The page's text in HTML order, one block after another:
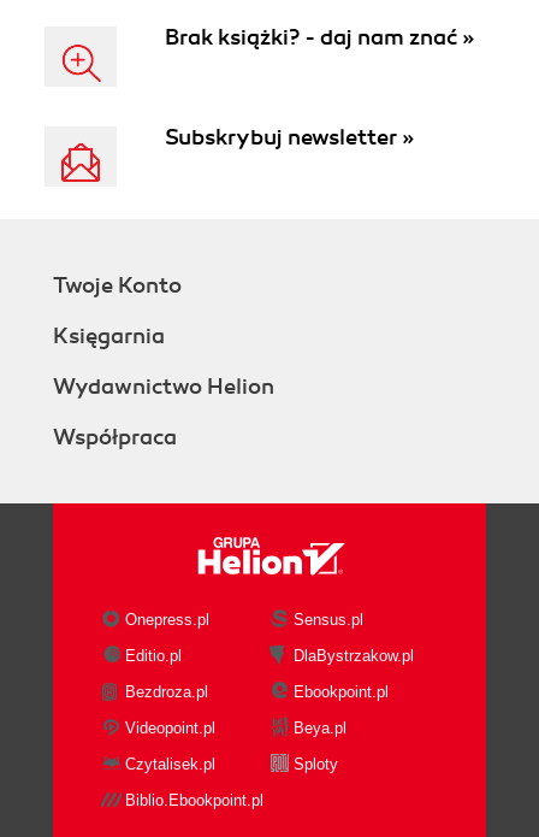
Brak książki? - daj nam znać »
Subskrybuj newsletter »
Twoje Konto
Księgarnia
Wydawnictwo Helion
Współpraca
Onepress.pl
Sensus.pl
Editio.pl
DlaBystrzakow.pl
Bezdroza.pl
Ebookpoint.pl
Videopoint.pl
Beya.pl
Czytalisek.pl
Sploty
Biblio.Ebookpoint.pl